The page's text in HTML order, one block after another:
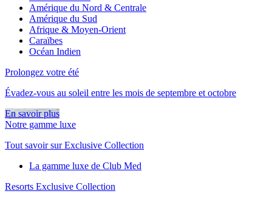
Amérique du Nord & Centrale
Amérique du Sud
Afrique & Moyen-Orient
Caraïbes
Océan Indien
Prolongez votre été
Évadez-vous au soleil entre les mois de septembre et octobre
En savoir plus
Notre gamme luxe
Tout savoir sur Exclusive Collection
La gamme luxe de Club Med
Resorts Exclusive Collection